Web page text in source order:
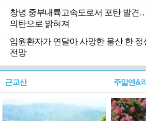
창녕 중부내륙고속도로서 포탄 발견
의탄으로 밝혀져
입원환자가 연달아 사망한 울산 한 정
전망
근교산 주말엔&